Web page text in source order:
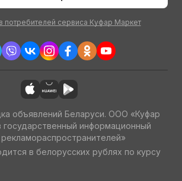
потребителей сервиса Куфар Маркет
объявлений Беларуси. ООО «Куфар
государственный информационный
в белорусских рублях по курсу